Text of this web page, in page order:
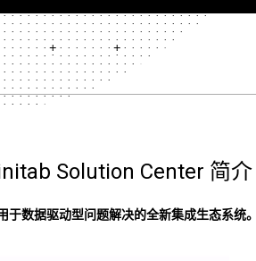
Solution Center 简介
于数据驱动型问题解决的全新集成生态系统。